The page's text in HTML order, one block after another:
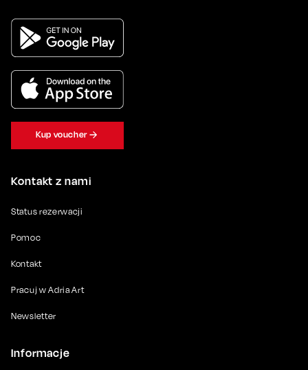
Kontakt z nami
Status rezerwacji
Pomoc
Kontakt
Pracuj w Adria Art
Newsletter
Informacje
Kup voucher